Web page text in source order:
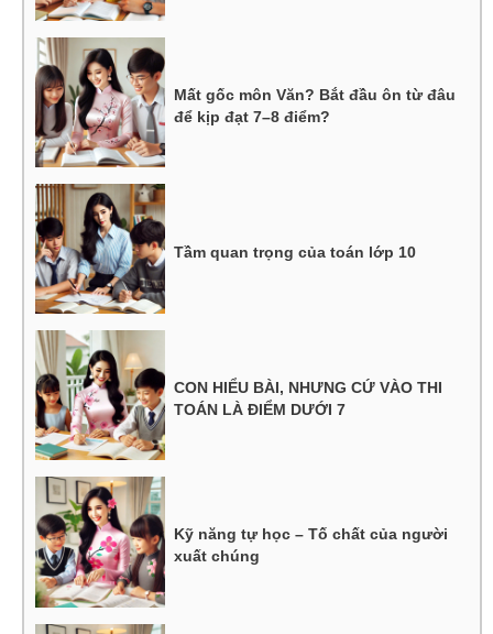
Mất gốc môn Văn? Bắt đầu ôn từ đâu
để kịp đạt 7–8 điểm?
Tầm quan trọng của toán lớp 10
CON HIỂU BÀI, NHƯNG CỨ VÀO THI
TOÁN LÀ ĐIỂM DƯỚI 7
Kỹ năng tự học – Tố chất của người
xuất chúng